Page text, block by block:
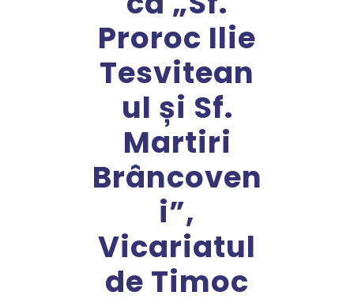
Proroc Ilie
Tesvitean
ul și Sf.
Martiri
Brâncoven
i”,
Vicariatul
de Timoc